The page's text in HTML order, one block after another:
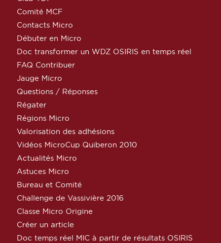
Comité MCF
Contacts Micro
Débuter en Micro
Doc transformer un WDZ OSIRIS en temps réel
FAQ Contribuer
Jauge Micro
Questions / Réponses
Régater
Régions Micro
Valorisation des adhésions
Vidéos MicroCup Quiberon 2010
Actualités Micro
Astuces Micro
Bureau et Comité
Challenge de Vassivière 2016
Classe Micro Origine
Créer un article
Doc temps réel MIC à partir de résultats OSIRIS